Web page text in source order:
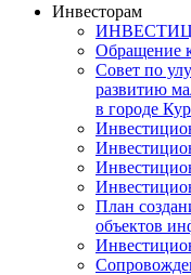
Инвесторам
Обращение
Совет по
развитию
в городе
План
объектов